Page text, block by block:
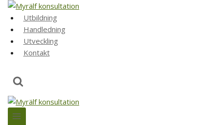
Skip
content
Utbildning
Handledning
Utveckling
Kontakt